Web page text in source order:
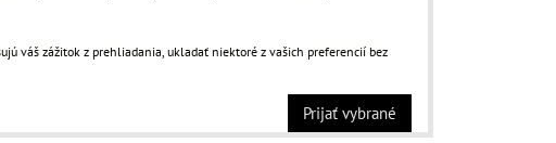
váš zážitok z prehliadania, ukladať niektoré z vašich preferencií bez
Prijať vybrané